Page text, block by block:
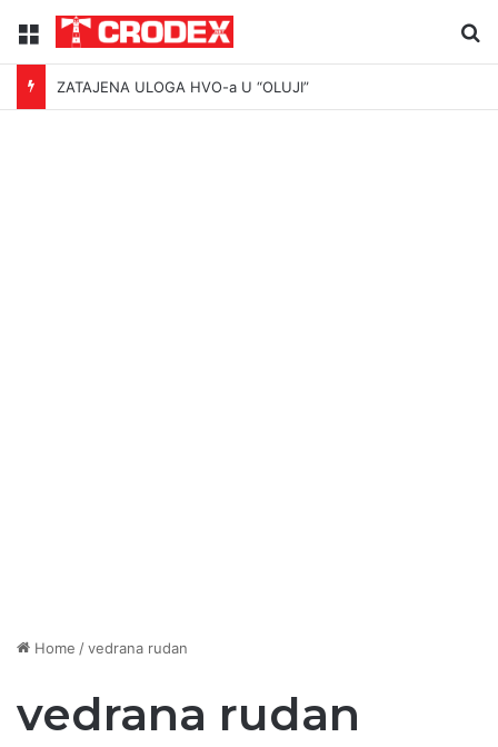
Menu
ZATAJENA ULOGA HVO-a U “OLUJI”
Home /vedrana rudan
vedrana rudan